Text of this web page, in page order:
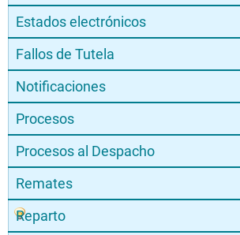
Estados electrónicos
Fallos de Tutela
Notificaciones
Procesos
Procesos al Despacho
Remates
Reparto